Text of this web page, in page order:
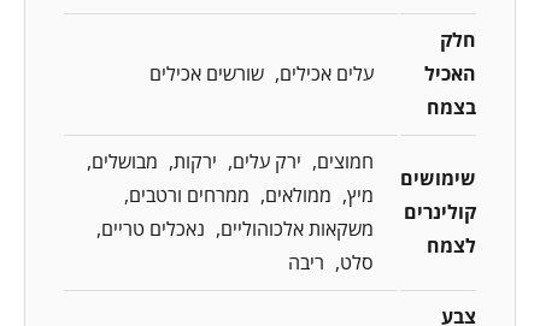
חלק
האכיל
בצמח
עלים אכילים שורשים אכילים
שימושים
קולינרים
לצמח
חמוצים ירק עלים ירקות
מבושלים
מיץ
ממולאים
ממרחים ורטבים
משקאות אלכוהוליים
נאכלים טריים
סלט
ריבה
צבע